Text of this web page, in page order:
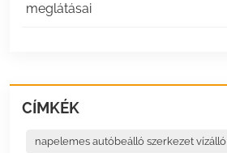
meglátásai
CÍMKÉK
napelemes autóbeálló szerkezet vízálló